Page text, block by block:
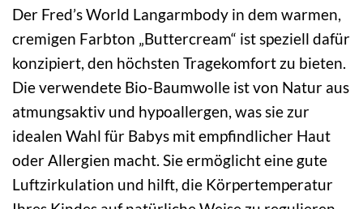
Der Fred’s World Langarmbody in dem warmen,
cremigen Farbton „Buttercream“ ist speziell dafür
konzipiert, den höchsten Tragekomfort zu bieten.
Die verwendete Bio-Baumwolle ist von Natur aus
atmungsaktiv und hypoallergen, was sie zur
idealen Wahl für Babys mit empfindlicher Haut
oder Allergien macht. Sie ermöglicht eine gute
Luftzirkulation und hilft, die Körpertemperatur